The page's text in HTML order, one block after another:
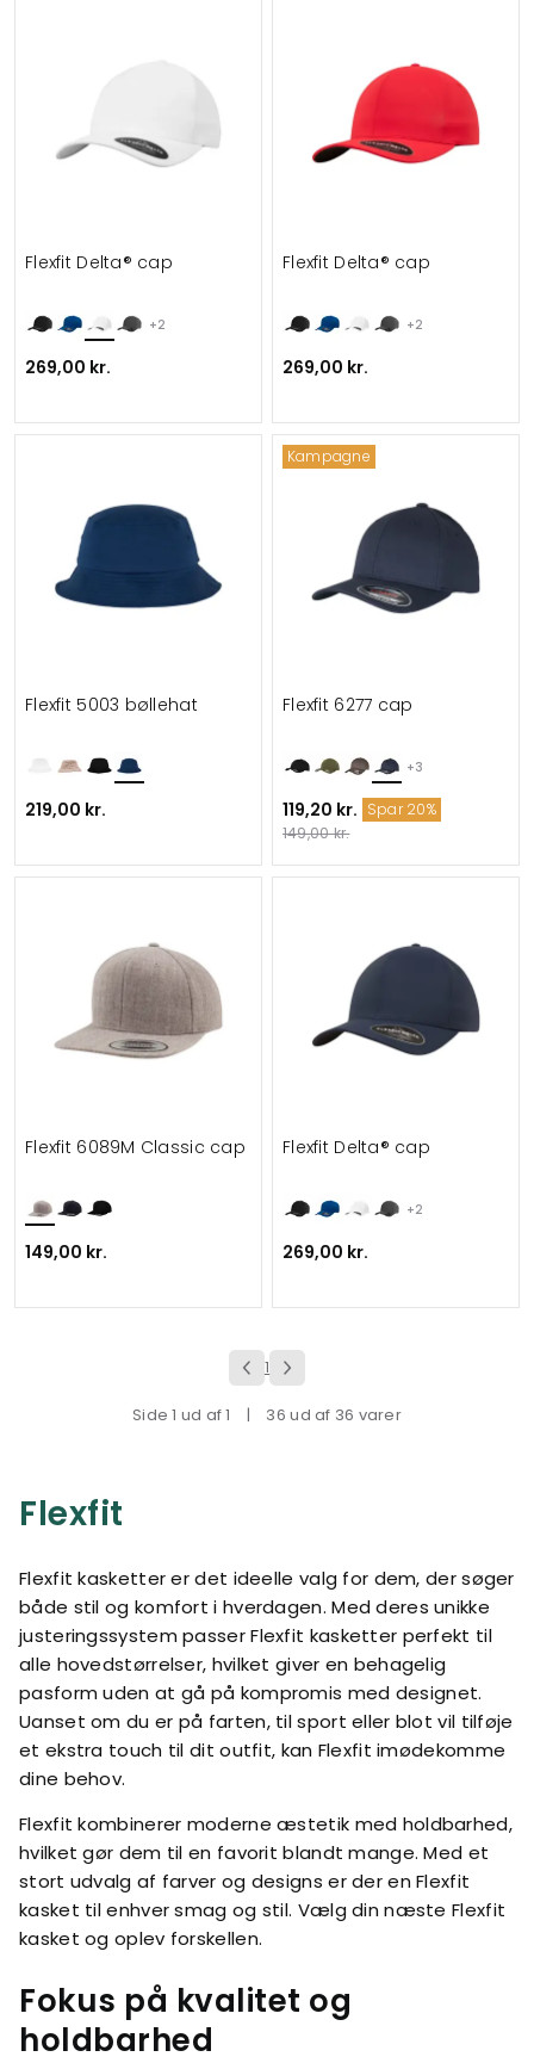
+2
Flexfit Delta® cap
269,00 kr.
+2
Flexfit Delta® cap
269,00 kr.
Flexfit 5003 bøllehat
219,00 kr.
Kampagne
+3
Flexfit 6277 cap
119,20 kr. Spar 20%
149,00 kr.
Flexfit 6089M Classic cap
149,00 kr.
+2
Flexfit Delta® cap
269,00 kr.
1
Side 1 ud af 1 | 36 ud af 36 varer
Flexfit
Flexfit kasketter er det ideelle valg for dem, der søger
både stil og komfort i hverdagen. Med deres unikke
justeringssystem passer Flexfit kasketter perfekt til
alle hovedstørrelser, hvilket giver en behagelig
pasform uden at gå på kompromis med designet.
Uanset om du er på farten, til sport eller blot vil tilføje
et ekstra touch til dit outfit, kan Flexfit imødekomme
dine behov.
Flexfit kombinerer moderne æstetik med holdbarhed,
hvilket gør dem til en favorit blandt mange. Med et
stort udvalg af farver og designs er der en Flexfit
kasket til enhver smag og stil. Vælg din næste Flexfit
kasket og oplev forskellen.
Fokus på kvalitet og
holdbarhed